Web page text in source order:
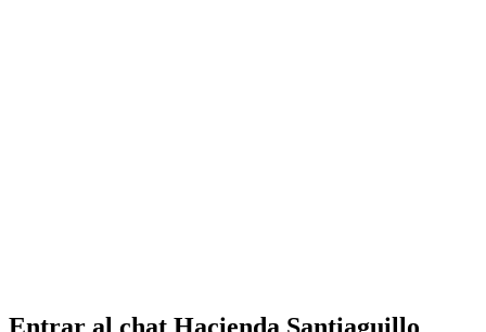
Entrar al chat Hacienda Santiaguillo